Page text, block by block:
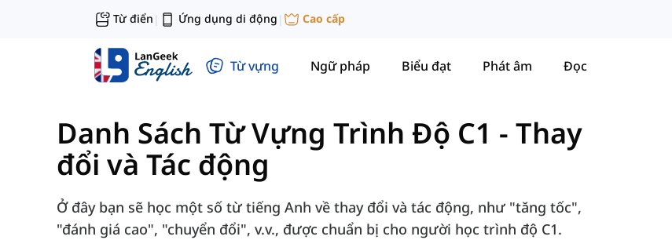
Từ điển | Ứng dụng di động | Cao cấp
Từ vựng Ngữ pháp Biểu đạt Phát âm Đọc
Danh Sách Từ Vựng Trình Độ C1 - Thay
đổi và Tác động
Ở đây bạn sẽ học một số từ tiếng Anh về thay đổi và tác động, như "tăng tốc",
"đánh giá cao", "chuyển đổi", v.v., được chuẩn bị cho người học trình độ C1.